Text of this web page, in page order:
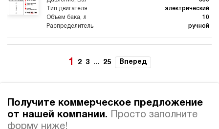
электрический
10
ручной
Гидростанция с домкратом 100 тонн НЭР-3И301Т
электрический
1 2 3 ... 25 Вперед
Получите коммерческое предложение
от нашей компании.
Просто заполните
форму ниже!